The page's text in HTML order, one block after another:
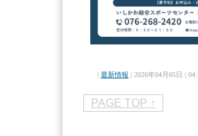
最新情報 | 2026年04月05日 |
PAGE TOP ↑